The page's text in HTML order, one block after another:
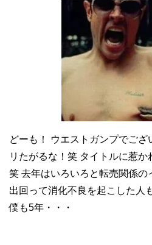
どーも！ ウエストガンプでご
リたがるな！笑 タイトルに惹か
笑 去年はいろいろと転売関係の
出回って消化不良を起こした人
僕も5年・・・